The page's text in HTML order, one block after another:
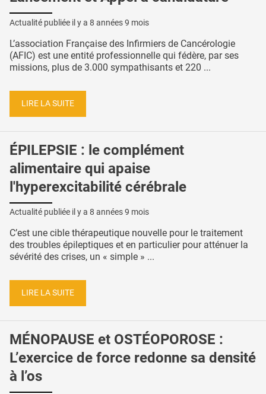
Actualité publiée il y a 8 années 9 mois
L’association Française des Infirmiers de Cancérologie
(AFIC) est une entité professionnelle qui fédère, par ses
missions, plus de 3.000 sympathisants et 220 ...
LIRE LA SUITE
ÉPILEPSIE : le complément
alimentaire qui apaise
l'hyperexcitabilité cérébrale
Actualité publiée il y a 8 années 9 mois
C’est une cible thérapeutique nouvelle pour le traitement
des troubles épileptiques et en particulier pour atténuer la
sévérité des crises, un « simple » ...
LIRE LA SUITE
MÉNOPAUSE et OSTÉOPOROSE :
L’exercice de force redonne sa densité
à l’os